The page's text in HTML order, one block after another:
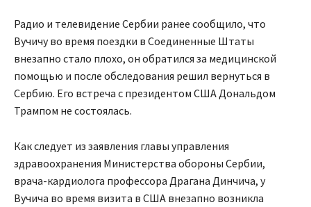
Радио и телевидение Сербии ранее сообщило, что
Вучичу во время поездки в Соединенные Штаты
внезапно стало плохо, он обратился за медицинской
помощью и после обследования решил вернуться в
Сербию. Его встреча с президентом США Дональдом
Трампом не состоялась.
Как следует из заявления главы управления
здравоохранения Министерства обороны Сербии,
врача-кардиолога профессора Драгана Динчича, у
Вучича во время визита в США внезапно возникла